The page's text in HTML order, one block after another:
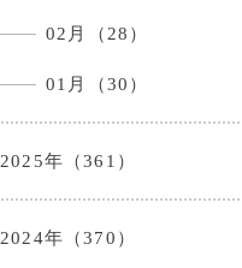
02月（28）
01月（30）
2025年（361）
2024年（370）